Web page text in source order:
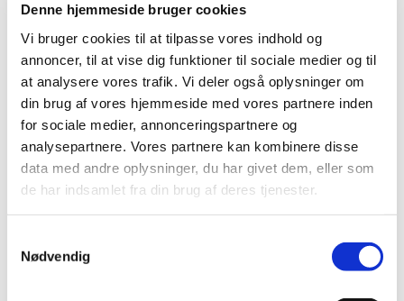
Denne hjemmeside bruger cookies
Vi bruger cookies til at tilpasse vores indhold og
annoncer, til at vise dig funktioner til sociale medier og til
at analysere vores trafik. Vi deler også oplysninger om
din brug af vores hjemmeside med vores partnere inden
for sociale medier, annonceringspartnere og
analysepartnere. Vores partnere kan kombinere disse
data med andre oplysninger, du har givet dem, eller som
de har indsamlet fra din brug af deres tjenester.
Nødvendig
Probenecid tabletter, 250 mg, er tilføjet listen
over kritiske lægemidler med
forsyningsproblemer
12. december 2024
Probenecid tabletter, 250 mg, er tilføjet til listen over
kritiske lægemidler med forsyningsproblemer.
Fristen i 2024 for lægemiddelansøgninger og
ansøgninger om kliniske lægemiddelforsøg er
|11. december 2024
Lægemiddelstyrelsen har lukket mellem jul og nytår, til og